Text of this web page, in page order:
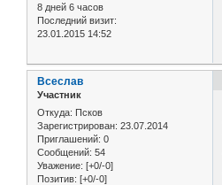
8 дней 6 часов
Последний визит:
23.01.2015 14:52
Всеслав
Участник
Откуда: Псков
Зарегистрирован: 23.07.2014
Приглашений: 0
Сообщений: 54
Уважение: [+0/-0]
Позитив: [+0/-0]